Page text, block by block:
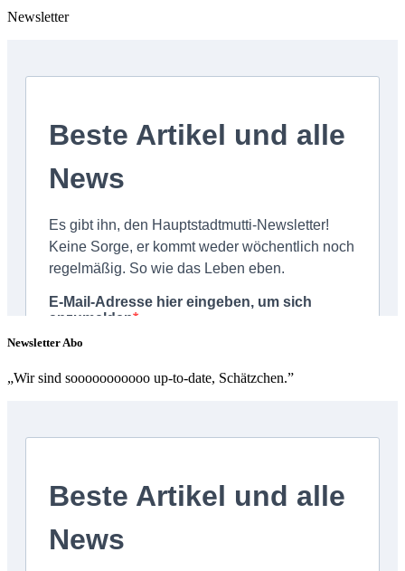
Newsletter
Newsletter Abo
„Wir sind sooooooooooo up-to-date, Schätzchen.”